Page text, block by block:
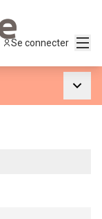
Se connecter